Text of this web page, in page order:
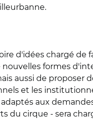
d'idées chargé de
formes
aussi de proposer
et les
aux
du cirque - sera